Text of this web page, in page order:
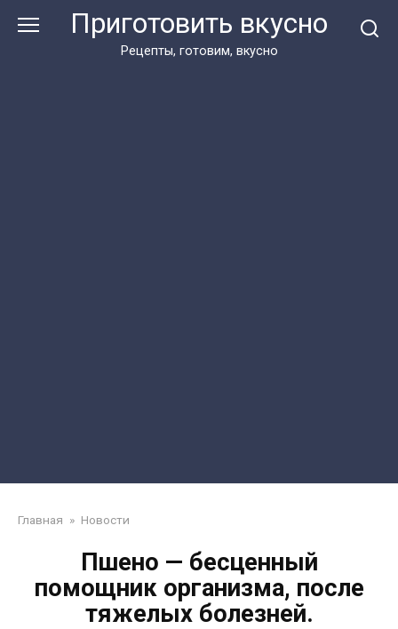
Приготовить вкусно
Рецепты, готовим, вкусно
Главная » Новости
Пшено — бесценный
помощник организма, после
тяжелых болезней.